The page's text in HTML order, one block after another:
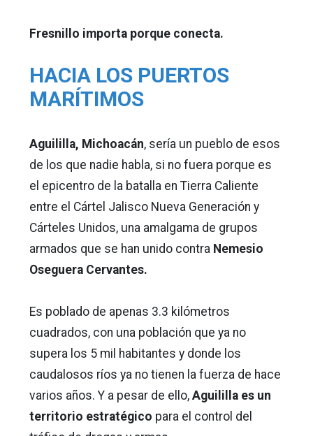
Fresnillo importa porque conecta.
HACIA LOS PUERTOS
MARÍTIMOS
Aguililla, Michoacán, sería un pueblo de esos
de los que nadie habla, si no fuera porque es
el epicentro de la batalla en Tierra Caliente
entre el Cártel Jalisco Nueva Generación y
Cárteles Unidos, una amalgama de grupos
armados que se han unido contra Nemesio
Oseguera Cervantes.
Es poblado de apenas 3.3 kilómetros
cuadrados, con una población que ya no
supera los 5 mil habitantes y donde los
caudalosos ríos ya no tienen la fuerza de hace
varios años. Y a pesar de ello, Aguililla es un
territorio estratégico para el control del